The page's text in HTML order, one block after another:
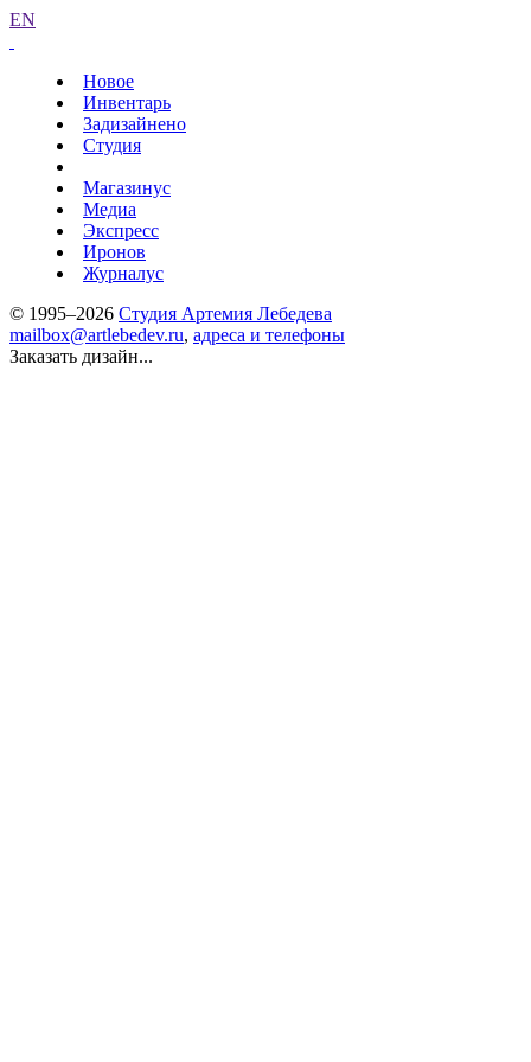
EN
Новое
Инвентарь
Задизайнено
Студия
Магазинус
Медиа
Экспресс
Иронов
Журналус
© 1995–2026 Студия Артемия Лебедева
mailbox@artlebedev.ru, адреса и телефоны
Заказать дизайн...